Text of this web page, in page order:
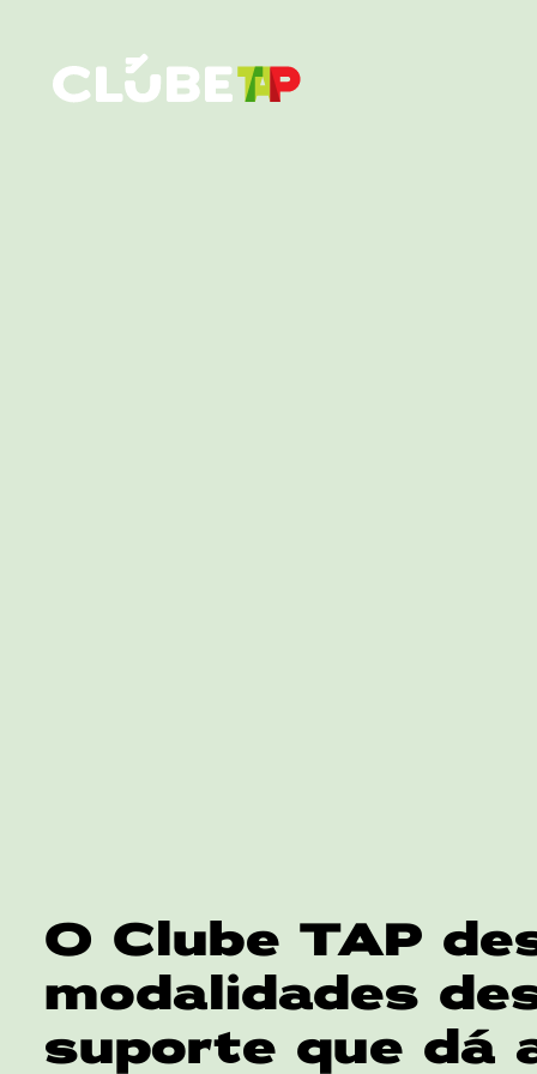
O Clube TAP
modalidades
suporte que dá